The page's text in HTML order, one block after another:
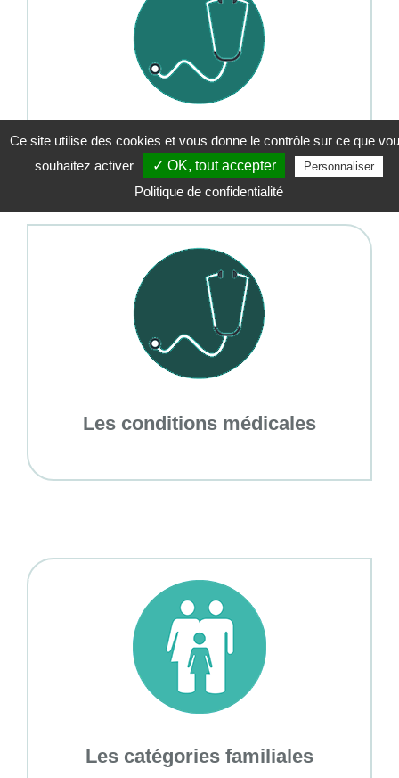
L’expertise médicale
Les conditions médicales
Les catégories familiales
Ce site utilise des cookies et vous donne le contrôle sur ce que
souhaitez activer
✓ OK, tout accepter Personnaliser
Politique de confidentialité